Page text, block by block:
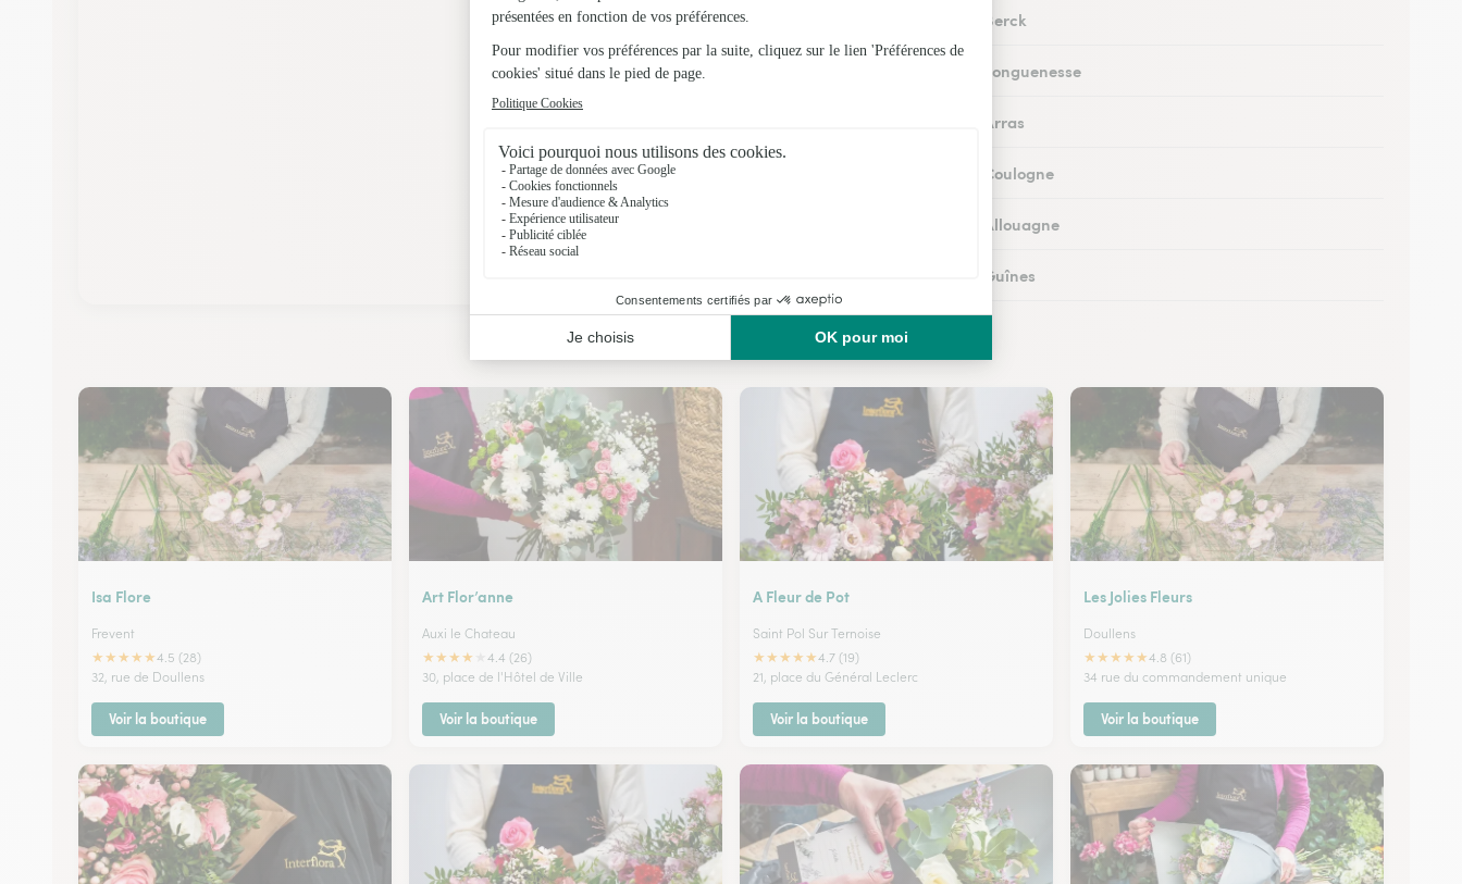
Fleuristes à Berck
Fleuristes à Longuenesse
Fleuristes à Arras
Fleuristes à Coulogne
Fleuristes à Allouagne
Fleuristes à Guînes
Nos fleuristes à Vacquerie-le-Boucq
Isa Flore
Frevent
★★★★★4.5 (28)
32, rue de Doullens
Voir la boutique
Art Flor’anne
Auxi le Chateau
★★★★
4.4 (26)
30, place de l'Hôtel de Ville
Voir la boutique
A Fleur de Pot
Saint Pol Sur Ternoise
★★★★★4.7 (19)
21, place du Général Leclerc
Voir la boutique
Les Jolies Fleurs
Doullens
★★★★★4.8 (61)
34 rue du commandement unique
Voir la boutique